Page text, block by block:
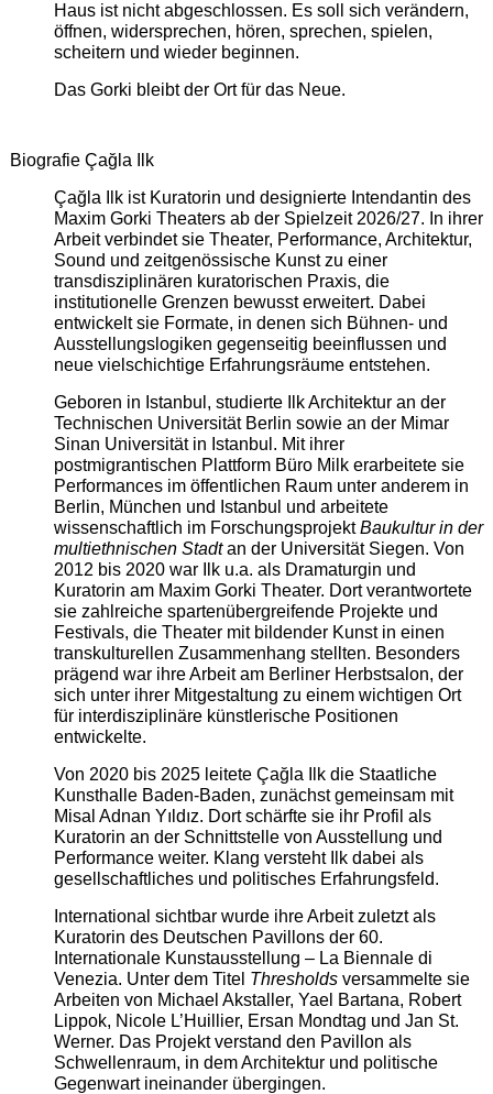
Haus ist nicht abgeschlossen. Es soll sich verändern,
öffnen, widersprechen, hören, sprechen, spielen,
scheitern und wieder beginnen.
Das Gorki bleibt der Ort für das Neue.
Biografie Çağla Ilk
Çağla Ilk ist Kuratorin und designierte Intendantin des
Maxim Gorki Theaters ab der Spielzeit 2026/27. In ihrer
Arbeit verbindet sie Theater, Performance, Architektur,
Sound und zeitgenössische Kunst zu einer
transdisziplinären kuratorischen Praxis, die
institutionelle Grenzen bewusst erweitert. Dabei
entwickelt sie Formate, in denen sich Bühnen- und
Ausstellungslogiken gegenseitig beeinflussen und
neue vielschichtige Erfahrungsräume entstehen.
Geboren in Istanbul, studierte Ilk Architektur an der
Technischen Universität Berlin sowie an der Mimar
Sinan Universität in Istanbul. Mit ihrer
postmigrantischen Plattform Büro Milk erarbeitete sie
Performances im öffentlichen Raum unter anderem in
Berlin, München und Istanbul und arbeitete
wissenschaftlich im ForschungsprojektBaukultur in der
multiethnischen Stadtan der Universität Siegen. Von
2012 bis 2020 war Ilk u.a. als Dramaturgin und
Kuratorin am Maxim Gorki Theater. Dort verantwortete
sie zahlreiche spartenübergreifende Projekte und
Festivals, die Theater mit bildender Kunst in einen
transkulturellen Zusammenhang stellten. Besonders
prägend war ihre Arbeit am Berliner Herbstsalon, der
sich unter ihrer Mitgestaltung zu einem wichtigen Ort
für interdisziplinäre künstlerische Positionen
entwickelte.
Von 2020 bis 2025 leitete Çağla Ilk die Staatliche
Kunsthalle Baden-Baden, zunächst gemeinsam mit
Misal Adnan Yıldız. Dort schärfte sie ihr Profil als
Kuratorin an der Schnittstelle von Ausstellung und
Performance weiter. Klang versteht Ilk dabei als
gesellschaftliches und politisches Erfahrungsfeld.
International sichtbar wurde ihre Arbeit zuletzt als
Kuratorin des Deutschen Pavillons der 60.
Internationale Kunstausstellung – La Biennale di
Venezia. Unter dem Titel Thresholdsversammelte sie
Arbeiten von Michael Akstaller, Yael Bartana, Robert
Lippok, Nicole L’Huillier, Ersan Mondtag und Jan St.
Werner. Das Projekt verstand den Pavillon als
Schwellenraum, in dem Architektur und politische
Gegenwart ineinander übergingen.